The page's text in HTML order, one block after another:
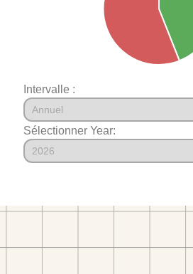
Intervalle :
Sélectionner Year: